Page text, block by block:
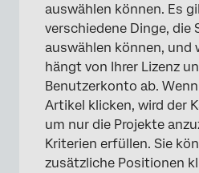
auswählen können. Es
verschiedene Dinge, die
auswählen können, und
hängt von Ihrer Lizenz
Benutzerkonto ab.
Artikel klicken, wird der
um nur die Projekte
Kriterien erfüllen. Sie
zusätzliche Positionen